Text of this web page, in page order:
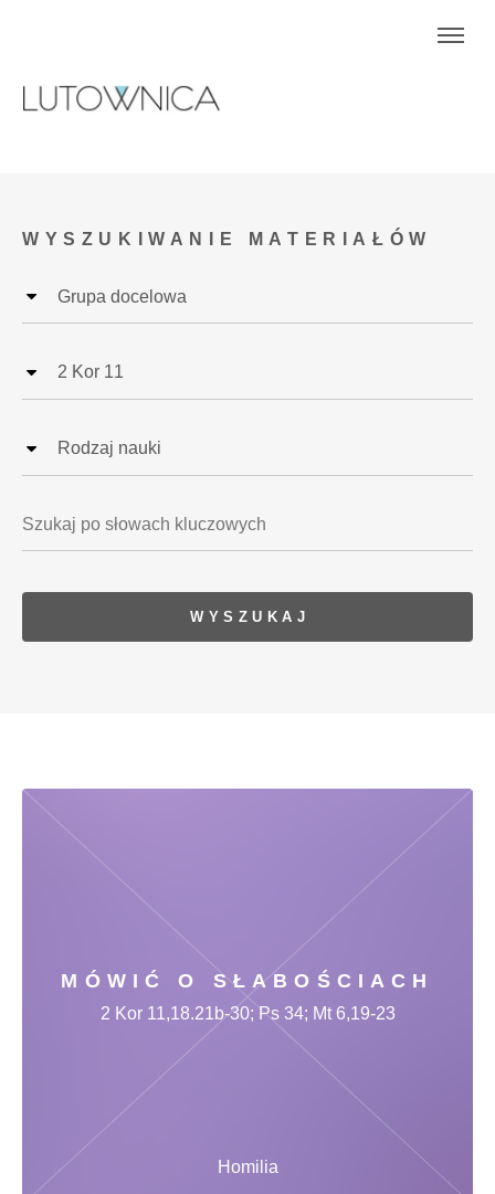
WYSZUKIWANIE MATERIAŁÓW
MÓWIĆ O SŁABOŚCIACH
Homilia
2 Kor 11,18.21b-30; Ps 34; Mt 6,19-23